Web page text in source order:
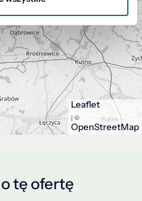
Leaflet
| ©
OpenStreetMap
tę ofertę